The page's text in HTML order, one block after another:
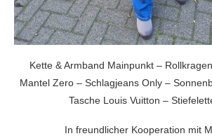
Kette & Armband Mainpunkt –
Mantel Zero – Schlagjeans Only –
Tasche Louis Vuitton –
In freundlicher Kooperation mit